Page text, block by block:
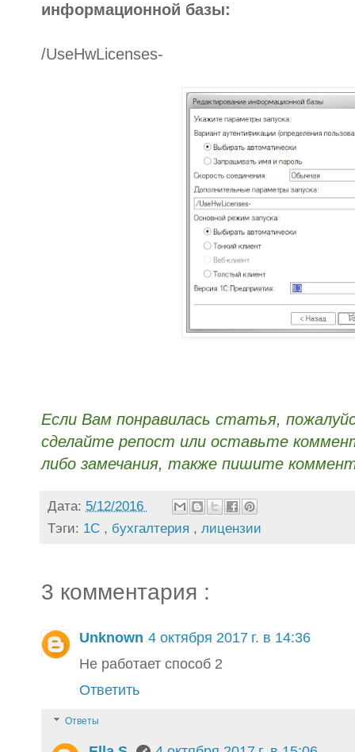
информационной базы:
/UseHwLicenses-
Если Вам понравилась статья,
сделайте репост или оставьте
либо замечания, также пишите
Дата: 5/12/2016
Тэги: 1С , бухгалтерия , лицензии
3 комментария :
Unknown 4 октября 2017 г. в 14:36
Не работает способ 2
Ответить
Ответы